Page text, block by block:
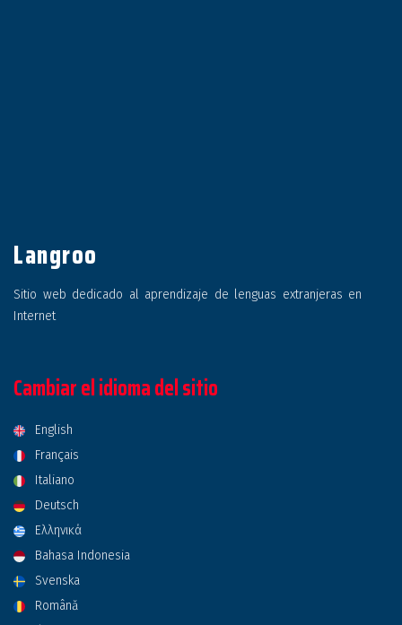
Langroo
Sitio web dedicado al aprendizaje de lenguas extranjeras en
Internet
Cambiar el idioma del sitio
English
Français
Italiano
Deutsch
Ελληνικά
Bahasa Indonesia
Svenska
Română